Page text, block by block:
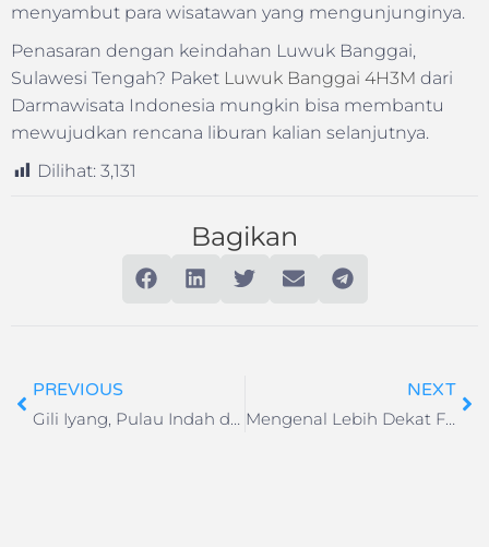
menyambut para wisatawan yang mengunjunginya.
Penasaran dengan keindahan Luwuk Banggai,
Sulawesi Tengah? Paket Luwuk Banggai 4H3M dari
Darmawisata Indonesia mungkin bisa membantu
mewujudkan rencana liburan kalian selanjutnya.
Dilihat: 3,131
Bagikan
PREVIOUS
Gili Iyang, Pulau Indah dengan Oksigen Terbaik Kedua di Dunia
NEXT
Mengenal Lebih Dekat Fitur Baru Halaman Hotel Darmawisata Indonesia